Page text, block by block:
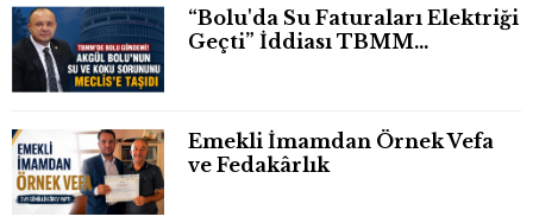
“Bolu'da Su Faturaları Elektriği
Geçti” İddiası TBMM
Emekli İmamdan Örnek Vefa
ve Fedakârlık